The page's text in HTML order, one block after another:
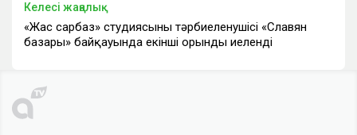
Келесі жаңалық
«Жас сарбаз» студиясының тәрбиеленушісі «Славян
базары» байқауында екінші орынды иеленді